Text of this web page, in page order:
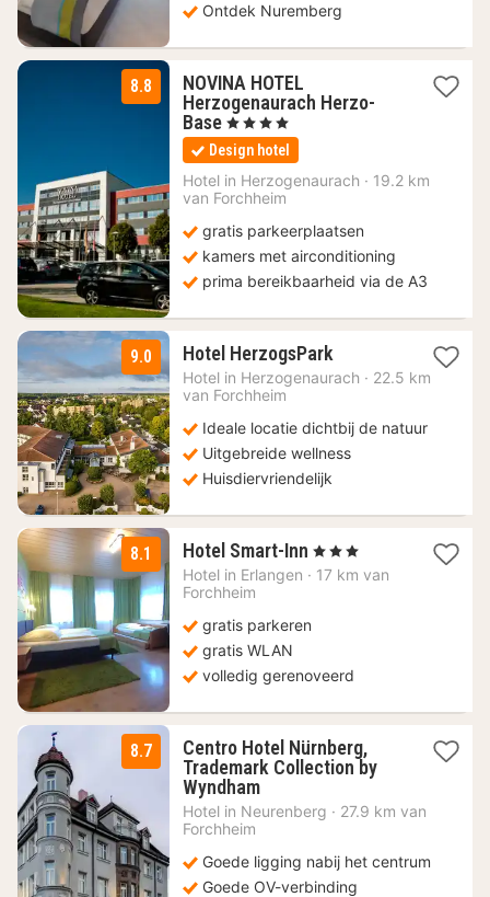
Ontdek Nuremberg
8.8
NOVINA HOTEL
Herzogenaurach Herzo-
Base 1
nacht
vanaf
99
€
, 4 Sterren
Design hotel
Hotel in Herzogenaurach · 19.2 km
van Forchheim
gratis parkeerplaatsen
kamers met airconditioning
prima bereikbaarheid via de A3
9.0 Hotel HerzogsPark2
nachten
€
Hotel in Herzogenaurach · 22.5 km
van Forchheim
Ideale locatie dichtbij de natuur
Uitgebreide wellness
Huisdiervriendelijk
8.1 Hotel Smart-Inn 1
nacht
, 3 Sterren
Hotel in Erlangen · 17 km van
Forchheim
gratis parkeren
gratis WLAN
volledig gerenoveerd
8.7
Centro Hotel Nürnberg,
Trademark Collection by
Wyndham1
nacht
€
Hotel in Neurenberg · 27.9 km van
Forchheim
Goede ligging nabij het centrum
Goede OV-verbinding